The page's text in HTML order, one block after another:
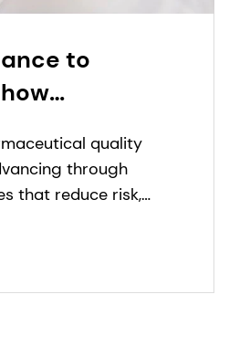
to
is evolving
quality
through
that reduce risk,